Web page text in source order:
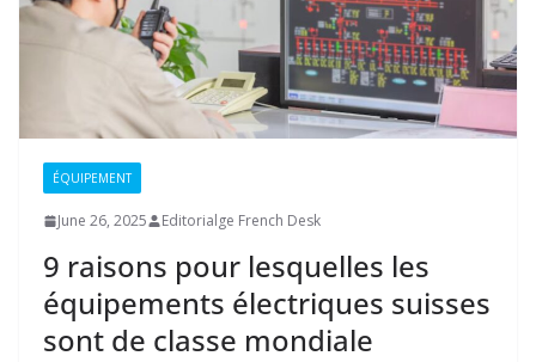
ÉQUIPEMENT
June 26, 2025 Editorialge French Desk
9 raisons pour lesquelles les
équipements électriques suisses
sont de classe mondiale